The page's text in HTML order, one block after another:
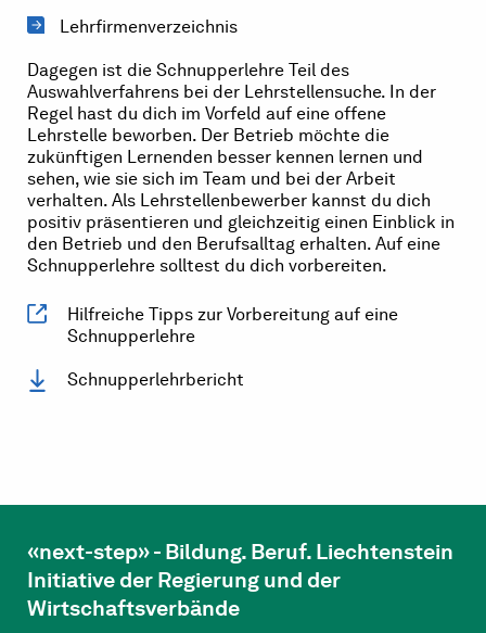
Lehrfirmenverzeichnis
Dagegen ist die Schnupperlehre Teil des
Auswahlverfahrens bei der Lehrstellensuche. In der
Regel hast du dich im Vorfeld auf eine offene
Lehrstelle beworben. Der Betrieb möchte die
zukünftigen Lernenden besser kennen lernen und
sehen, wie sie sich im Team und bei der Arbeit
verhalten. Als Lehrstellenbewerber kannst du dich
positiv präsentieren und gleichzeitig einen Einblick in
den Betrieb und den Berufsalltag erhalten. Auf eine
Schnupperlehre solltest du dich vorbereiten.
Hilfreiche Tipps zur Vorbereitung auf eine
Schnupperlehre
Schnupperlehrbericht
«next-step» - Bildung. Beruf. Liechtenstein
Initiative der Regierung und der
Wirtschaftsverbände